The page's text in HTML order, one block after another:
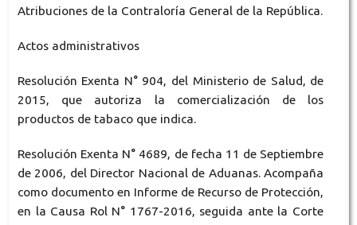
Atribuciones de la Contraloría General de la República.
Actos administrativos
Resolución Exenta N° 904, del Ministerio de Salud, de
2015, que autoriza la comercialización de los
productos de tabaco que indica.
Resolución Exenta N° 4689, de fecha 11 de Septiembre
de 2006, del Director Nacional de Aduanas. Acompaña
como documento en Informe de Recurso de Protección,
en la Causa Rol N° 1767-2016, seguida ante la Corte